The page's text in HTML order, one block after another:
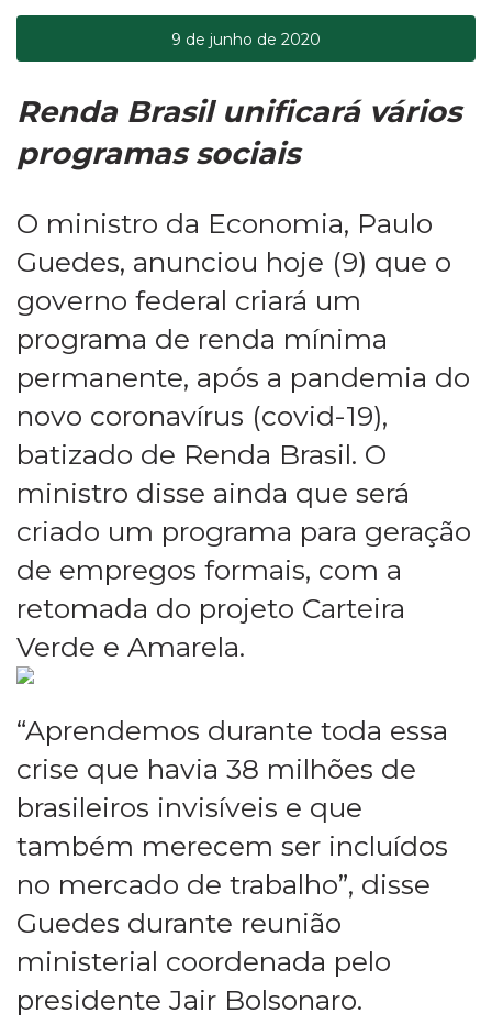
9 de junho de 2020
Renda Brasil unificará vários
programas sociais
O ministro da Economia, Paulo
Guedes, anunciou hoje (9) que o
governo federal criará um
programa de renda mínima
permanente, após a pandemia do
novo coronavírus (covid-19),
batizado de Renda Brasil. O
ministro disse ainda que será
criado um programa para geração
de empregos formais, com a
retomada do projeto Carteira
Verde e Amarela.
“Aprendemos durante toda essa
crise que havia 38 milhões de
brasileiros invisíveis e que
também merecem ser incluídos
no mercado de trabalho”, disse
Guedes durante reunião
ministerial coordenada pelo
presidente Jair Bolsonaro.